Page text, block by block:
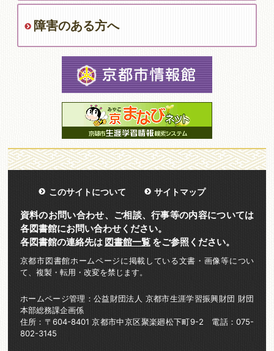
障害のある方へ
このサイトについて サイトマップ
資料のお問い合わせ、ご相談、行事等の内容については
各図書館にお問い合わせください。
各図書館の連絡先は 図書館一覧をご参照ください。
京都市図書館ホームページに掲載している文書・画像等につい
て、複製・転用・改変を禁じます。
ホームページ管理：公益財団法人 京都市生涯学習振興財団 財団
本部総務課企画係
住所：〒604-8401 京都市中京区聚楽廻松下町9-2 電話：075-
802-3145